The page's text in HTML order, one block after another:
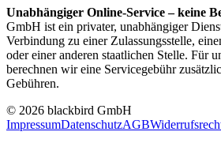
Unabhängiger Online-Service – keine
GmbH ist ein privater, unabhängiger
Verbindung zu einer Zulassungsstelle,
oder einer anderen staatlichen Stelle. Für
berechnen wir eine Servicegebühr
Gebühren.
© 2026 blackbird GmbH
ImpressumDatenschutzAGB